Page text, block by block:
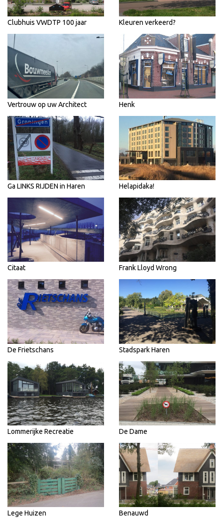
Clubhuis VWDTP 100 jaar Kleuren verkeerd?
Vertrouw op uw Architect Henk
Ga LINKS RIJDEN in Haren Helapidaka!
Citaat Frank Lloyd Wrong
De Frietschans Stadspark Haren
Lommerijke Recreatie De Dame
Lege Huizen Benauwd